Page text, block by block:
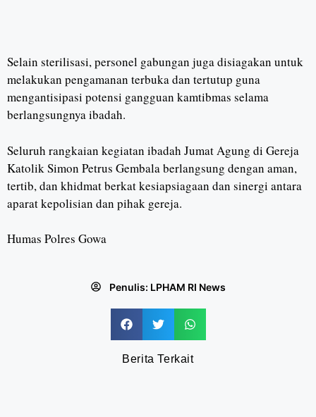
Selain sterilisasi, personel gabungan juga disiagakan untuk
melakukan pengamanan terbuka dan tertutup guna
mengantisipasi potensi gangguan kamtibmas selama
berlangsungnya ibadah.
Seluruh rangkaian kegiatan ibadah Jumat Agung di Gereja
Katolik Simon Petrus Gembala berlangsung dengan aman,
tertib, dan khidmat berkat kesiapsiagaan dan sinergi antara
aparat kepolisian dan pihak gereja.
Humas Polres Gowa
Penulis: LPHAM RI News
Berita Terkait